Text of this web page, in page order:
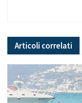
Articoli correlati